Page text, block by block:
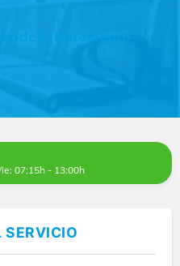
(Barcelona)
07:15h - 13:00h
SERVICIO